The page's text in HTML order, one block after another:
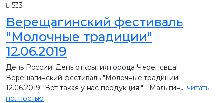
533
Верещагинский фестиваль
"Молочные традиции"
12.06.2019
День России! День открытия города Череповца!
Верещагинский фестиваль "Молочные традиции"
12.06.2019 "Вот такая у нас продукция!" - Малыгин... читать
полностью